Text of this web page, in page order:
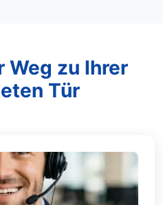
Weg zu Ihrer
Tür